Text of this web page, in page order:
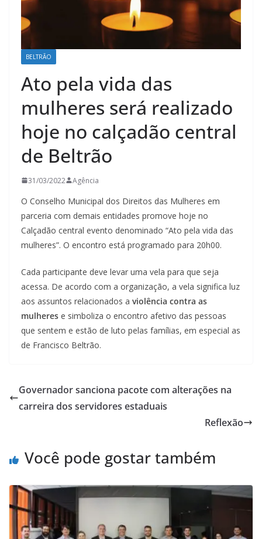
BELTRÃO
Ato pela vida das
mulheres será realizado
hoje no calçadão central
de Beltrão
31/03/2022 Agência
O Conselho Municipal dos Direitos das Mulheres em
parceria com demais entidades promove hoje no
Calçadão central evento denominado “Ato pela vida das
mulheres”. O encontro está programado para 20h00.
Cada participante deve levar uma vela para que seja
acessa. De acordo com a organização, a vela significa luz
aos assuntos relacionados a violência contra as
mulheres e simboliza o encontro afetivo das pessoas
que sentem e estão de luto pelas famílias, em especial as
de Francisco Beltrão.
Governador sanciona pacote com alterações na
carreira dos servidores estaduais
Reflexão
Você pode gostar também